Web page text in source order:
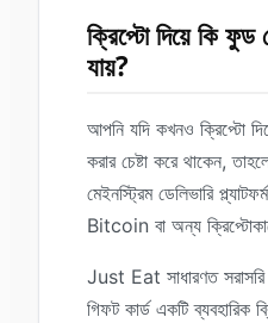
ক্রিপ্টো দিয়ে কি ফুড
যায়?
আপনি যদি কখনও ক্রিপ্টো
করার চেষ্টা করে থাকেন,
মেইনস্ট্রিম ডেলিভারি
Bitcoin বা অন্য
Just Eat সাধারণত সরাসরি
গিফট কার্ড একটি ব্যবহারিক